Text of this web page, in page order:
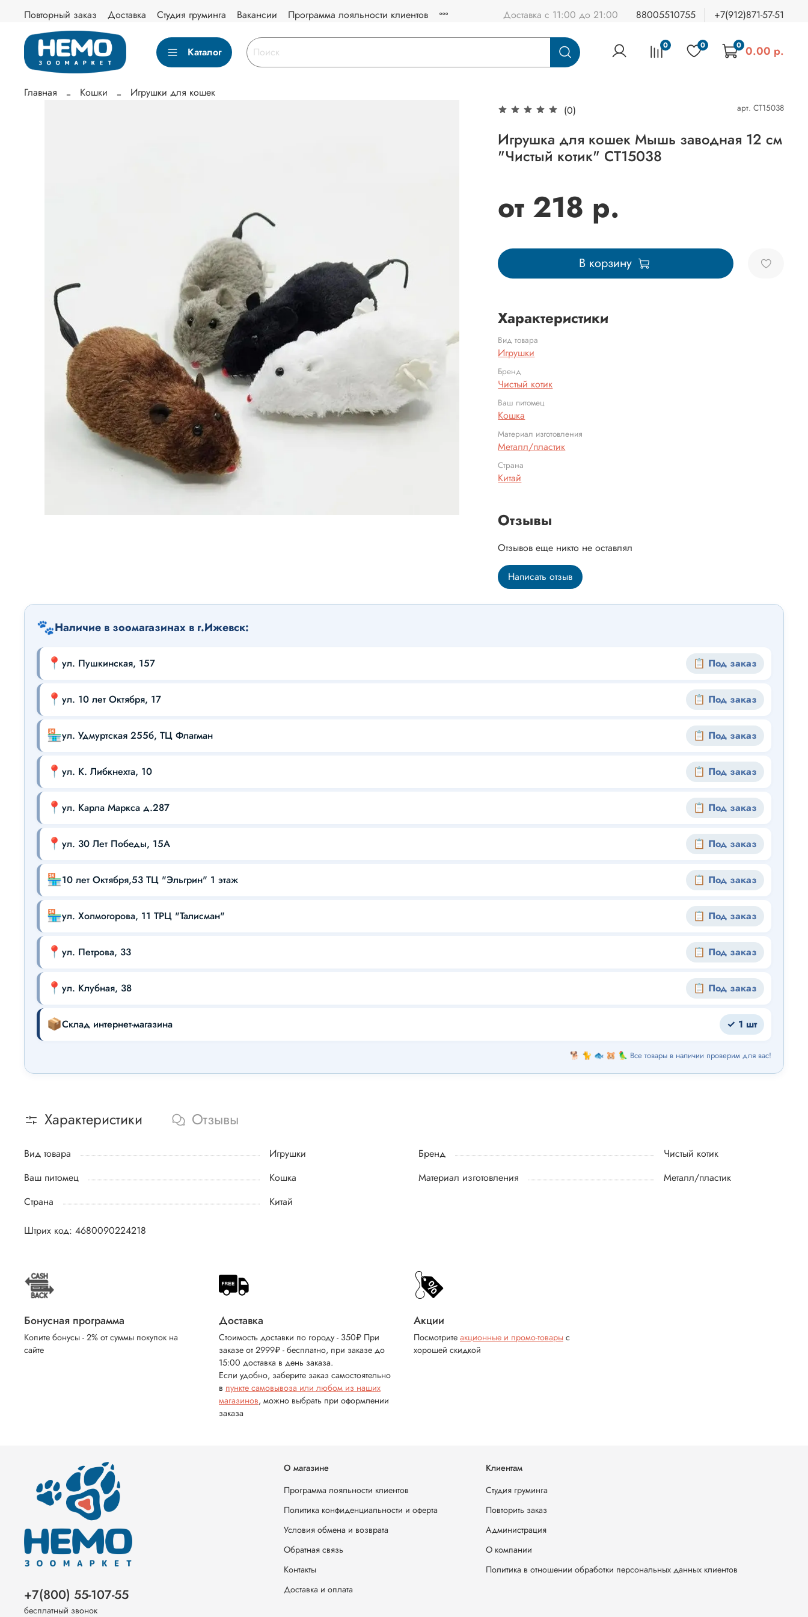
Повторный заказ Доставка Студия груминга Вакансии Программа лояльности клиентов Доставка с 11:00 до 21:00 88005510755 +7(912)871-57-51
Каталог 0 0 0 0.00 р.
Главная Кошки
Игрушки для кошек
(0)
арт. СТ15038
Игрушка для кошек Мышь заводная 12 см
"Чистый котик" СТ15038
от 218 р.
В корзину
Характеристики
Вид товара
Игрушки
Бренд
Чистый котик
Ваш питомец
Кошка
Материал изготовления
Металл/пластик
Страна
Китай
Отзывы
Отзывов еще никто не оставлял
Написать отзыв
🐾Наличие в зоомагазинах в г.Ижевск:
📍 ул. Пушкинская, 157 📋 Под заказ
📍 ул. 10 лет Октября, 17 📋 Под заказ
🏪ул. Удмуртская 255б, ТЦ Флагман 📋 Под заказ
📍 ул. К. Либкнехта, 10 📋 Под заказ
📍 ул. Карла Маркса д.287 📋 Под заказ
📍 ул. 30 Лет Победы, 15А 📋 Под заказ
🏪10 лет Октября,53 ТЦ "Эльгрин" 1 этаж 📋 Под заказ
🏪ул. Холмогорова, 11 ТРЦ "Талисман" 📋 Под заказ
📍 ул. Петрова, 33 📋 Под заказ
📍 ул. Клубная, 38 📋 Под заказ
📦Склад интернет-магазина ✓ 1 шт
🐕 🐈 🐟 🐹 🦜 Все товары в наличии проверим для вас!
Характеристики Отзывы
Вид товара Игрушки Бренд
Чистый котик
Ваш питомец
Кошка Материал изготовления
Металл/пластик
Страна
Китай
Штрих код: 4680090224218
Бонусная программа
Копите бонусы - 2% от суммы покупок на
сайте
Доставка
Стоимость доставки по городу - 350₽ При
заказе от 2999₽ - бесплатно, при заказе до
15:00 доставка в день заказа.
Если удобно, заберите заказ самостоятельно
в пункте самовывоза или любом из наших
магазинов, можно выбрать при оформлении
заказа
Акции
Посмотрите акционные и промо-товары с
хорошей скидкой
О магазине
Программа лояльности клиентов
Политика конфиденциальности и оферта
Условия обмена и возврата
Обратная связь
Контакты
Доставка и оплата
Клиентам
Студия груминга
Повторить заказ
Администрация
О компании
Политика в отношении обработки персональных данных клиентов
+7(800) 55-107-55
бесплатный звонок